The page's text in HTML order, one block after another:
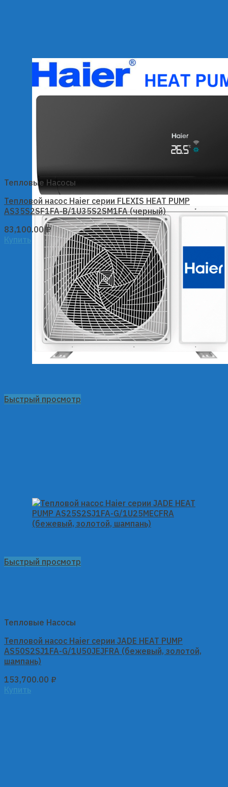
Быстрый просмотр
Тепловые Насосы
Тепловой насос Haier серии FLEXIS HEAT PUMP
AS35S2SF1FA-B/1U35S2SM1FA (черный)
83,100.00₽
Купить
Быстрый просмотр
Тепловые Насосы
Тепловой насос Haier серии JADE HEAT PUMP
AS50S2SJ1FA-G/1U50JEJFRA (бежевый, золотой,
шампань)
153,700.00 ₽
Купить